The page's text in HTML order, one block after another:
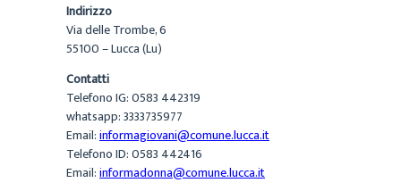
Indirizzo
Via delle Trombe, 6
55100 – Lucca (Lu)
Contatti
Telefono IG: 0583 442319
whatsapp: 3333735977
Email:informagiovani@comune.lucca.it
Telefono ID: 0583 442416
Email:informadonna@comune.lucca.it